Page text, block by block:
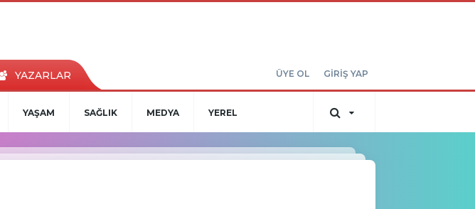
YAZARLAR ÜYE OL GİRİŞ YAP
YAŞAM SAĞLIK MEDYA YEREL